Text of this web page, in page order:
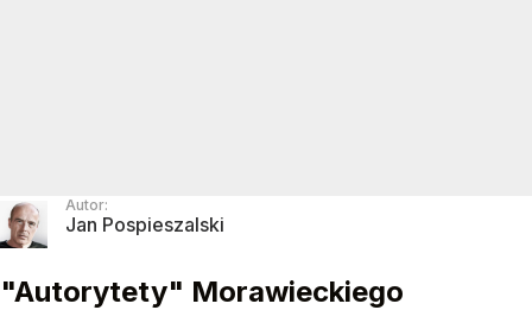
Autor:
Jan Pospieszalski
"Autorytety" Morawieckiego